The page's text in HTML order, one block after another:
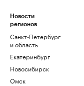
Новости
регионов
Санкт-Петербург
и область
Екатеринбург
Новосибирск
Омск